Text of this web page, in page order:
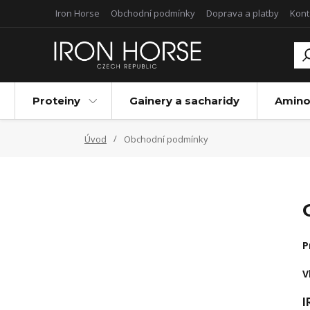
Iron Horse Obchodní podmínky Doprava a platby
Proteiny Gainery a sacharidy
Úvod Obchodní podmínky